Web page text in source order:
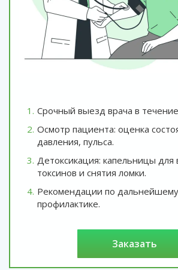
Срочный выезд врача в
Осмотр пациента: оценка
давления, пульса.
Детоксикация: капельницы для
токсинов и снятия ломки.
Рекомендации по
профилактике.
заказать